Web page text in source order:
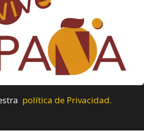
política de Privacidad.